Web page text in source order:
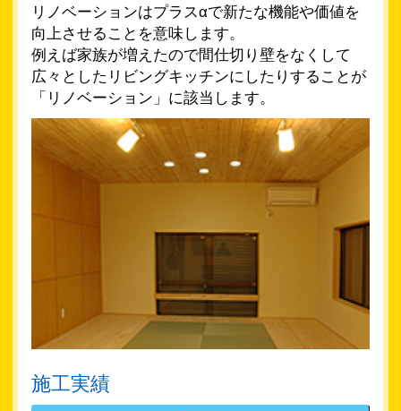
リノベーションはプラスαで新たな機能や価値を
向上させることを意味します。
例えば家族が増えたので間仕切り壁をなくして
広々としたリビングキッチンにしたりすることが
「リノベーション」に該当します。
施工実績